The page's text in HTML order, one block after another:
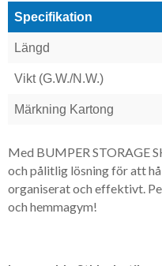
Specifikation
Längd
Vikt (G.W./N.W.)
Märkning Kartong
Med BUMPER STORAGE
och pålitlig lösning för att
organiserat och effektivt.
och hemmagym!